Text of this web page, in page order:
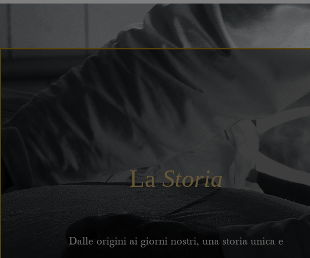
LaStoria
Dalle origini ai giorni nostri, una storia unica e